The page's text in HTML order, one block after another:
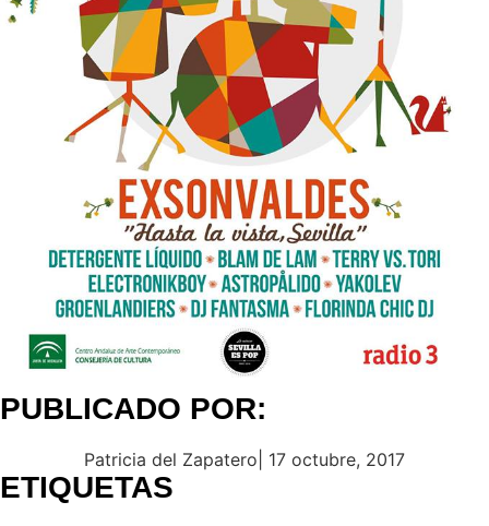
PUBLICADO POR:
Patricia del Zapatero 17 octubre, 2017
ETIQUETAS